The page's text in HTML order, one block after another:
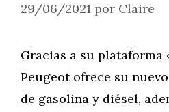
29/06/2021 por Claire
Gracias a su
Peugeot ofrece su
de gasolina y diésel,